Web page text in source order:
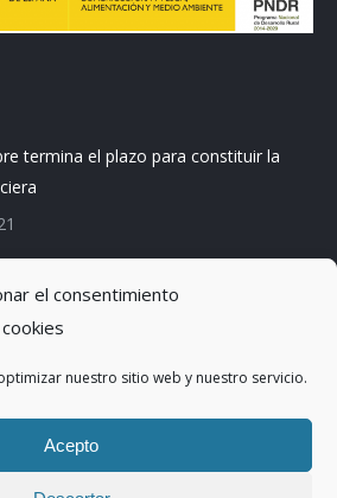
el consentimiento
nuestro sitio web y nuestro servicio.
Acepto
termina el plazo para constituir la
Carbono
Huella Hídrica en una planta de